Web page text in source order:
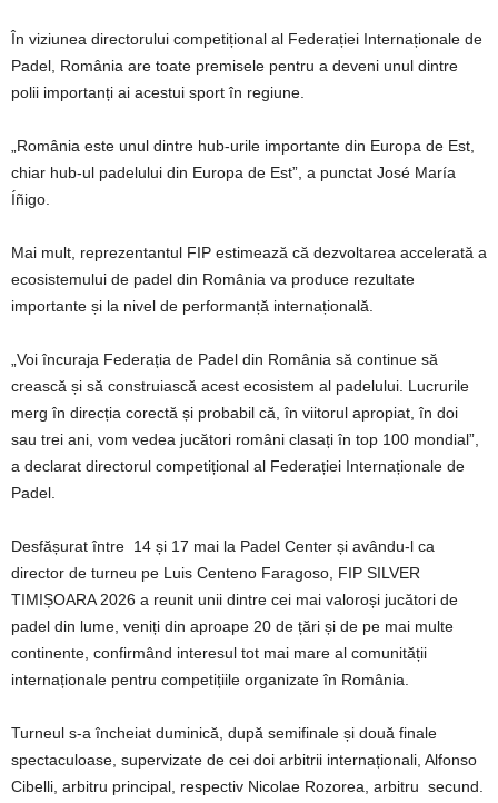
În viziunea directorului competițional al Federației Internaționale de
Padel, România are toate premisele pentru a deveni unul dintre
polii importanți ai acestui sport în regiune.
„România este unul dintre hub-urile importante din Europa de Est,
chiar hub-ul padelului din Europa de Est”, a punctat José María
Íñigo.
Mai mult, reprezentantul FIP estimează că dezvoltarea accelerată a
ecosistemului de padel din România va produce rezultate
importante și la nivel de performanță internațională.
„Voi încuraja Federația de Padel din România să continue să
crească și să construiască acest ecosistem al padelului. Lucrurile
merg în direcția corectă și probabil că, în viitorul apropiat, în doi
sau trei ani, vom vedea jucători români clasați în top 100 mondial”,
a declarat directorul competițional al Federației Internaționale de
Padel.
Desfășurat între 14 și 17 mai la Padel Center și avându-l ca
director de turneu pe Luis Centeno Faragoso, FIP SILVER
TIMIȘOARA 2026 a reunit unii dintre cei mai valoroși jucători de
padel din lume, veniți din aproape 20 de țări și de pe mai multe
continente, confirmând interesul tot mai mare al comunității
internaționale pentru competițiile organizate în România.
Turneul s-a încheiat duminică, după semifinale și două finale
spectaculoase, supervizate de cei doi arbitrii internaționali, Alfonso
Cibelli, arbitru principal, respectiv Nicolae Rozorea, arbitru secund.